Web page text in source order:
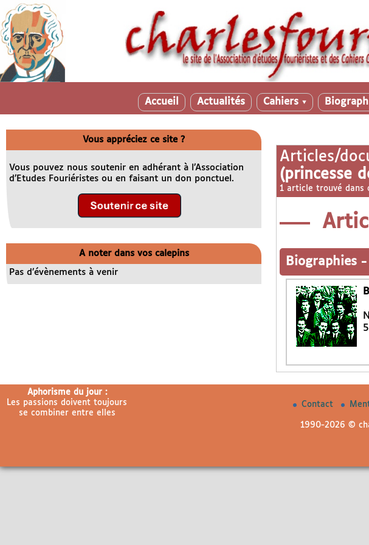
Accueil Actualités Cahiers ▼
Articles/
(princesse
1 article trouvé dans
Biographies -
Vous appréciez ce site ?
Vous pouvez nous soutenir en adhérant à l’Association
d’Etudes Fouriéristes ou en faisant un don ponctuel.
A noter dans vos calepins
Pas d’évènements à venir
Aphorisme du jour :
Les passions doivent toujours
se combiner entre elles
Contact
1990-2026 ©